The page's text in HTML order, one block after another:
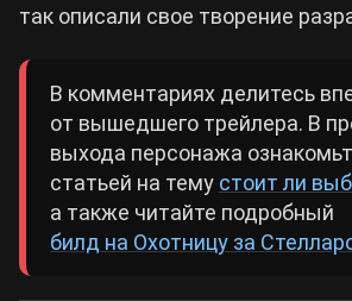
так описали свое творение
В комментариях делитесь
от вышедшего трейлера. В
выхода персонажа
статьей на тему стоит ли
а также читайте подробный
билд на Охотницу за